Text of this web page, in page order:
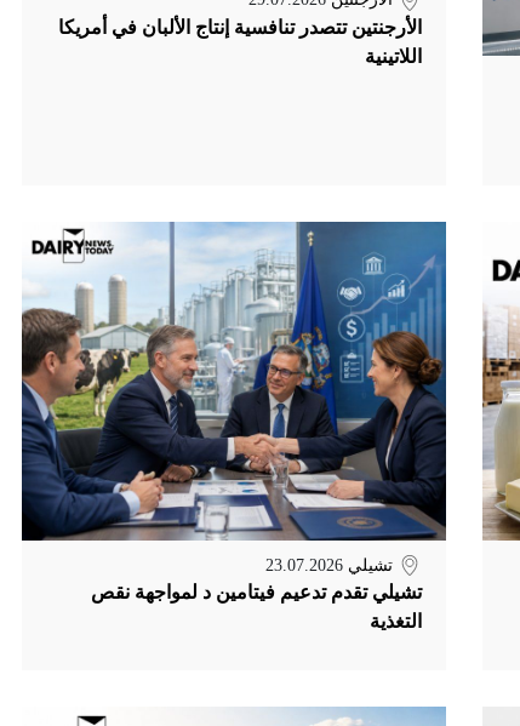
الأرجنتين تتصدر تنافسية إنتاج الألبان في أمريكا
اللاتينية
تشيلي 23.07.2026
تشيلي تقدم تدعيم فيتامين د لمواجهة نقص
التغذية